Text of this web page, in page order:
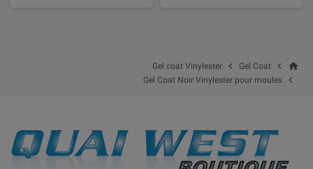
home

Gel Coat

Gel coat Vinylester

Gel Coat Noir Vinylester pour moules